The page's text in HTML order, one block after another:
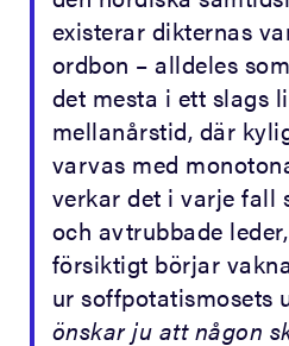
existerar dikternas
ordbon – alldeles
det mesta i ett slags
mellanårstid, där
varvas med
verkar det i varje fall
och avtrubbade
försiktigt börjar
ur soffpotatismosets
önskar ju att någon